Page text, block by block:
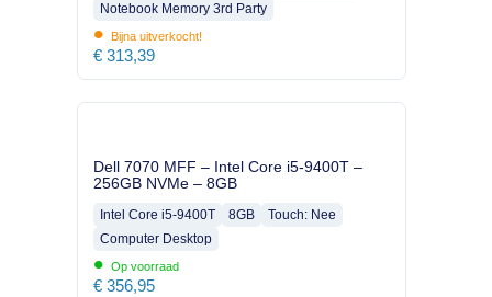
Notebook Memory 3rd Party
• Bijna uitverkocht!
€ 313,39
Dell 7070 MFF – Intel Core i5-9400T –
256GB NVMe – 8GB
Intel Core i5-9400T 8GB
Touch: Nee
Computer Desktop
• Op voorraad
€ 356,95